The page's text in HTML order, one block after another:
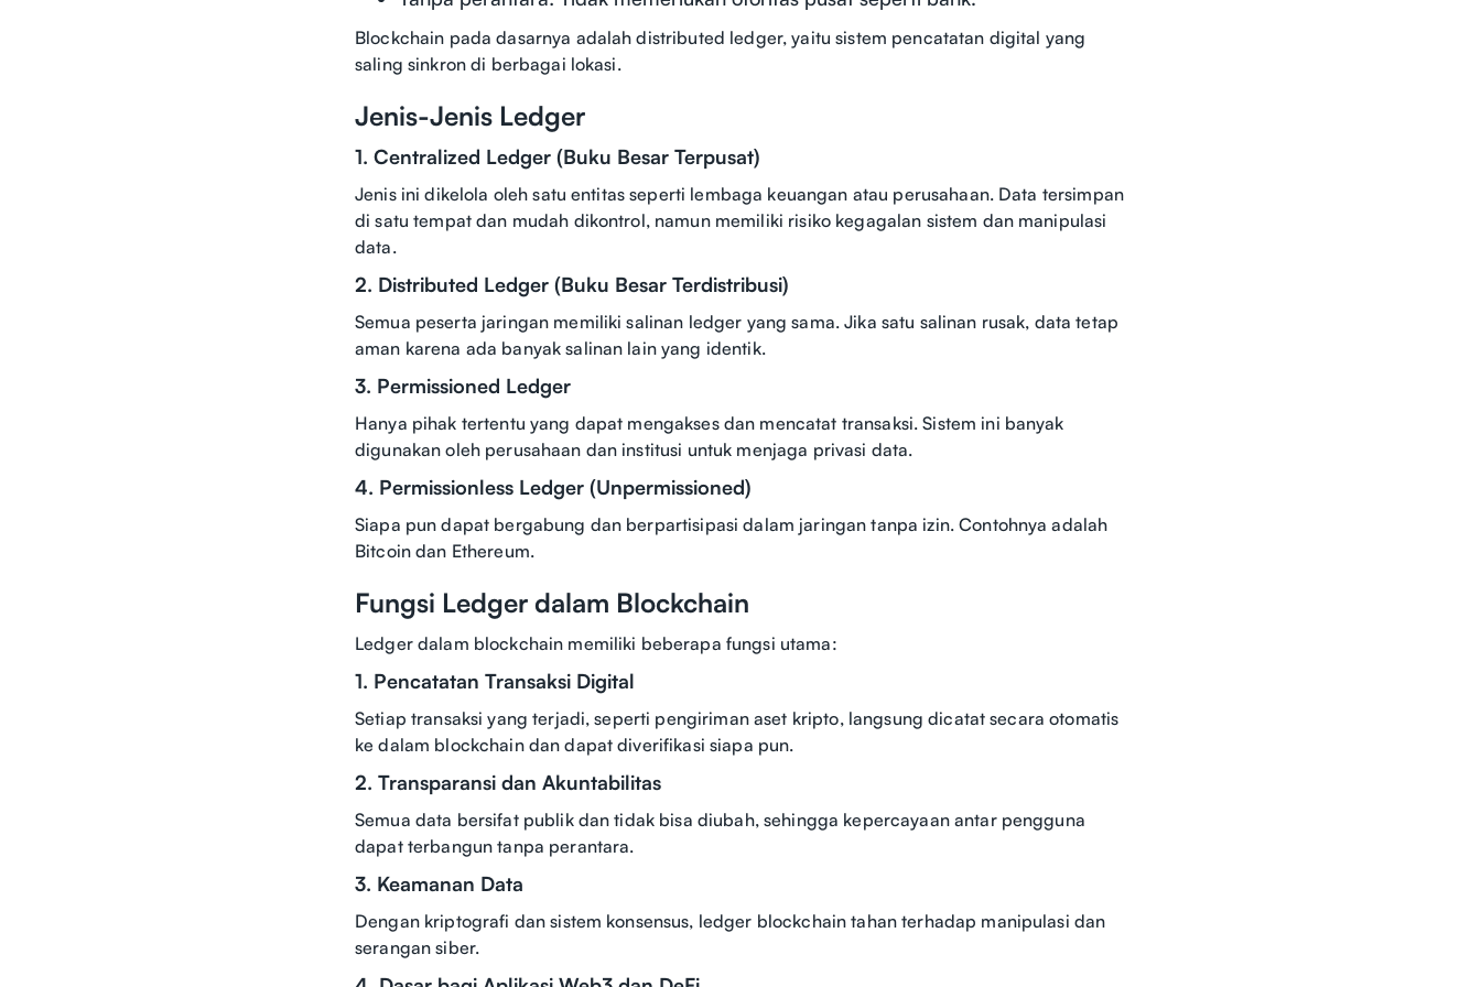
Blockchain pada dasarnya adalah distributed ledger, yaitu sistem pencatatan digital yang
saling sinkron di berbagai lokasi.
Jenis-Jenis Ledger
1. Centralized Ledger (Buku Besar Terpusat)
Jenis ini dikelola oleh satu entitas seperti lembaga keuangan atau perusahaan. Data tersimpan
di satu tempat dan mudah dikontrol, namun memiliki risiko kegagalan sistem dan manipulasi
data.
2. Distributed Ledger (Buku Besar Terdistribusi)
Semua peserta jaringan memiliki salinan ledger yang sama. Jika satu salinan rusak, data tetap
aman karena ada banyak salinan lain yang identik.
3. Permissioned Ledger
Hanya pihak tertentu yang dapat mengakses dan mencatat transaksi. Sistem ini banyak
digunakan oleh perusahaan dan institusi untuk menjaga privasi data.
4. Permissionless Ledger (Unpermissioned)
Siapa pun dapat bergabung dan berpartisipasi dalam jaringan tanpa izin. Contohnya adalah
Bitcoin dan Ethereum.
Fungsi Ledger dalam Blockchain
Ledger dalam blockchain memiliki beberapa fungsi utama:
1. Pencatatan Transaksi Digital
Setiap transaksi yang terjadi, seperti pengiriman aset kripto, langsung dicatat secara otomatis
ke dalam blockchain dan dapat diverifikasi siapa pun.
2. Transparansi dan Akuntabilitas
Semua data bersifat publik dan tidak bisa diubah, sehingga kepercayaan antar pengguna
dapat terbangun tanpa perantara.
3. Keamanan Data
Dengan kriptografi dan sistem konsensus, ledger blockchain tahan terhadap manipulasi dan
serangan siber.